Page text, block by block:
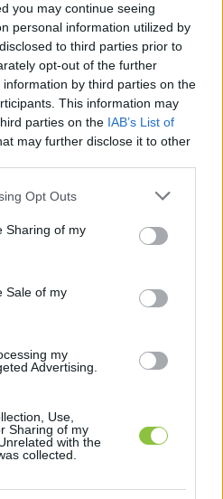
you may continue seeing
personal information utilized by
to third parties prior to
opt-out of the further
by third parties on the
This information may
parties on the IAB’s List of
may further disclose it to other
app uses one or more Google
behaviour. You may click to
and its third-party tags to
purposes in below Google
Opt Outs
Sharing of my
Sale of my
my
Advertising.
Use,
Sharing of my
with the
collected.
olvasható közlemény
a Győr Plusz Média
egyeztetést végzett
a médiacég tovább
a több, mint negyven
érdekében”. De nem
nyilvánvalóan
Szol jelenlegi helyzete,
botrány” ami miatt
– olvasható a
Telex
felszámolják,